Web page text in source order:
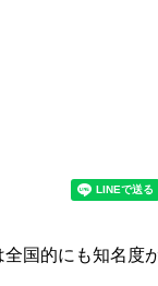
国的にも知名度